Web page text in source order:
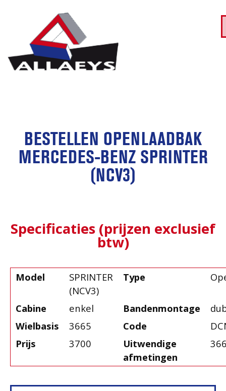
BESTELLEN OPENLAADBAK
MERCEDES-BENZ SPRINTER
(NCV3)
Specificaties (prijzen exclusief
btw)
Model
SPRINTER
(NCV3)
Type
Cabine enkel Bandenmontage
Wielbasis
3665 Code
Prijs
3700
Uitwendige
afmetingen